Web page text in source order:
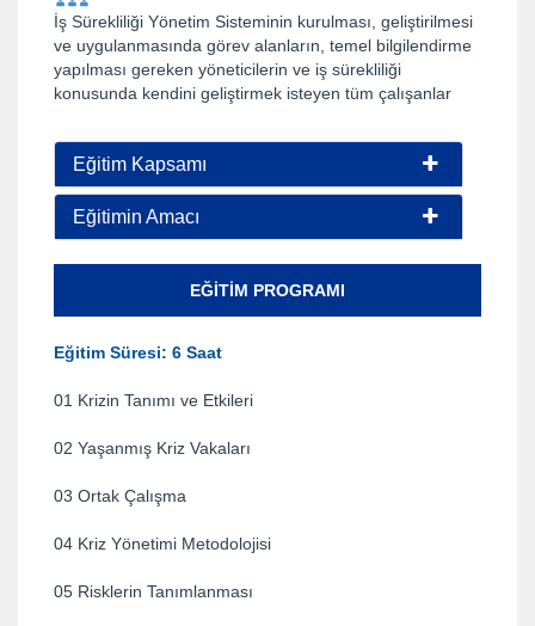
İş Sürekliliği Yönetim Sisteminin kurulması, geliştirilmesi
ve uygulanmasında görev alanların, temel bilgilendirme
yapılması gereken yöneticilerin ve iş sürekliliği
konusunda kendini geliştirmek isteyen tüm çalışanlar
Eğitim Kapsamı
Eğitimin Amacı
EĞITIM PROGRAMI
Eğitim Süresi: 6 Saat
01 Krizin Tanımı ve Etkileri
02 Yaşanmış Kriz Vakaları
03 Ortak Çalışma
04 Kriz Yönetimi Metodolojisi
05 Risklerin Tanımlanması